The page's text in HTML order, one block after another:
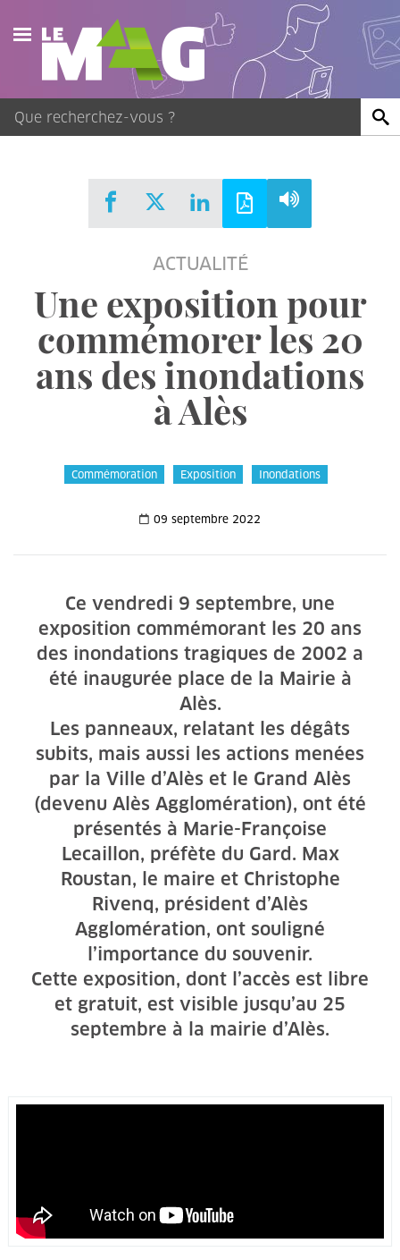
Actualités
Agenda
Publications
ACTUALITÉ
Une exposition pour
commémorer les 20
ans des inondations
à Alès
Commémoration Exposition Inondations
09 septembre 2022
Ce vendredi 9 septembre, une
exposition commémorant les 20 ans
des inondations tragiques de 2002 a
été inaugurée place de la Mairie à
Alès.
Les panneaux, relatant les dégâts
subits, mais aussi les actions menées
par la Ville d’Alès et le Grand Alès
(devenu Alès Agglomération), ont été
présentés à Marie-Françoise
Lecaillon, préfète du Gard. Max
Roustan, le maire et Christophe
Rivenq, président d’Alès
Agglomération, ont souligné
l’importance du souvenir.
Cette exposition, dont l’accès est libre
et gratuit, est visible jusqu’au 25
septembre à la mairie d’Alès.